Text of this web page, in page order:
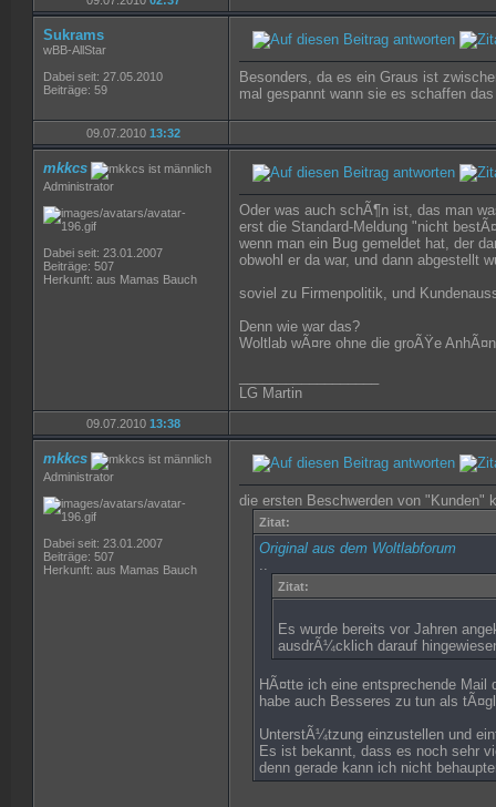
Sukrams
wBB-AllStar
Dabei seit: 27.05.2010
Beiträge: 59
Besonders, da es ein Graus ist
mal gespannt wann sie es schaffen
09.07.2010 13:32
mkkcs
Administrator
Dabei seit: 23.01.2007
Beiträge: 507
Herkunft: aus Mamas Bauch
Oder was auch schÃ¶n ist, das man
erst die Standard-Meldung "nicht
wenn man ein Bug gemeldet hat, der
obwohl er da war, und dann abgestellt
soviel zu Firmenpolitik, und
Denn wie war das?
Woltlab wÃ¤re ohne die groÃŸe
LG Martin
09.07.2010 13:38
mkkcs
Administrator
Dabei seit: 23.01.2007
Beiträge: 507
Herkunft: aus Mamas Bauch
die ersten Beschwerden von "Kunden"
Zitat:
Original aus dem Woltlabforum
..
Zitat:
Es wurde bereits vor Jahren
ausdrÃ¼cklich darauf
HÃ¤tte ich eine entsprechende
habe auch Besseres zu tun als
UnterstÃ¼tzung einzustellen und
Es ist bekannt, dass es noch sehr
denn gerade kann ich nicht